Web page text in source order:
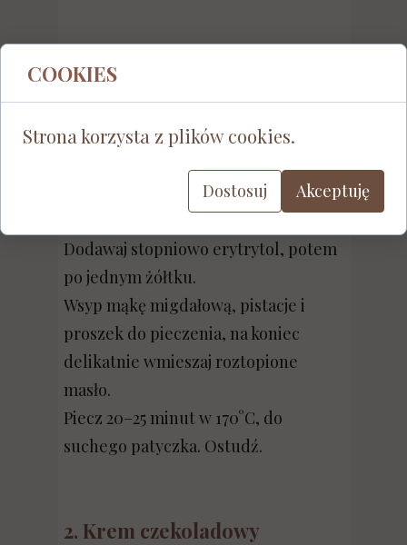
PRZYGOTOWANIE
1. Biszkopt pistacjowy
Ubij białka ze szczyptą soli na sztywną
Dodawaj stopniowo erytrytol, potem
po jednym żółtku.
Wsyp mąkę migdałową, pistacje i
proszek do pieczenia, na koniec
delikatnie wmieszaj roztopione
masło.
Piecz 20–25 minut w 170°C, do
suchego patyczka. Ostudź.
2. Krem czekoladowy
COOKIES
Strona korzysta z plików cookies.
Dostosuj Akceptuję